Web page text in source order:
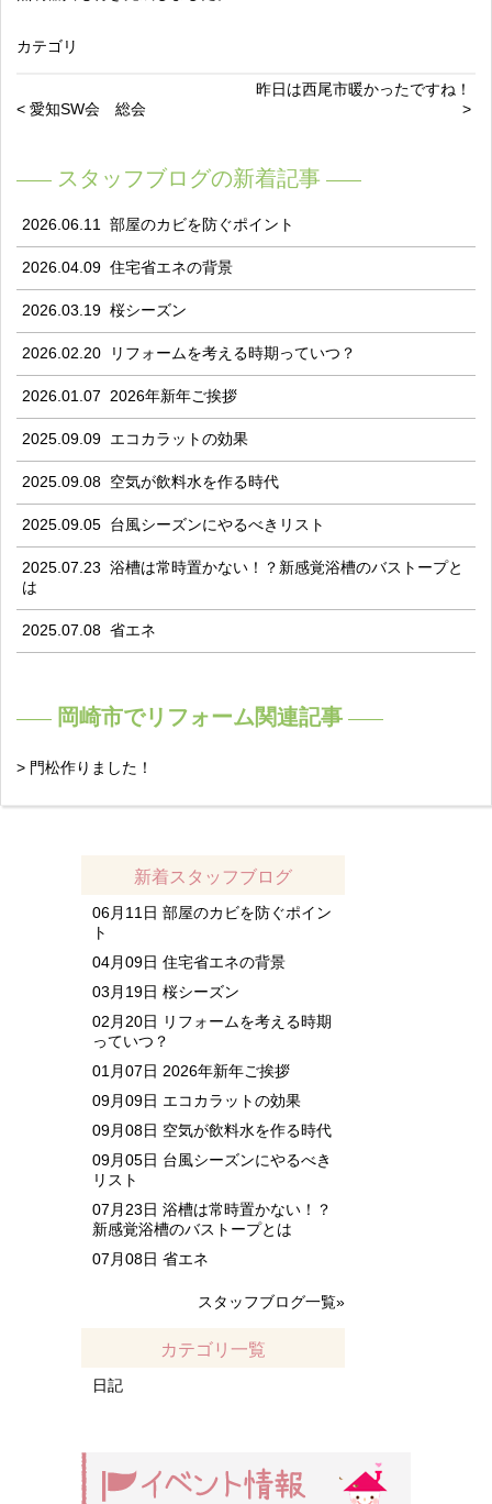
カテゴリ
< 愛知SW会 総会
昨日は西尾市暖かったですね！
>
スタッフブログの新着記事
2026.06.11 部屋のカビを防ぐポイント
2026.04.09 住宅省エネの背景
2026.03.19 桜シーズン
2026.02.20 リフォームを考える時期っていつ？
2026.01.07 2026年新年ご挨拶
2025.09.09 エコカラットの効果
2025.09.08 空気が飲料水を作る時代
2025.09.05 台風シーズンにやるべきリスト
2025.07.23 浴槽は常時置かない！？新感覚浴槽のバストープと
は
2025.07.08 省エネ
岡崎市でリフォーム関連記事
> 門松作りました！
新着スタッフブログ
06月11日 部屋のカビを防ぐポイン
ト
04月09日 住宅省エネの背景
03月19日 桜シーズン
02月20日 リフォームを考える時期
っていつ？
01月07日 2026年新年ご挨拶
09月09日 エコカラットの効果
09月08日 空気が飲料水を作る時代
09月05日 台風シーズンにやるべき
リスト
07月23日 浴槽は常時置かない！？
新感覚浴槽のバストープとは
07月08日 省エネ
スタッフブログ一覧»
カテゴリ一覧
日記